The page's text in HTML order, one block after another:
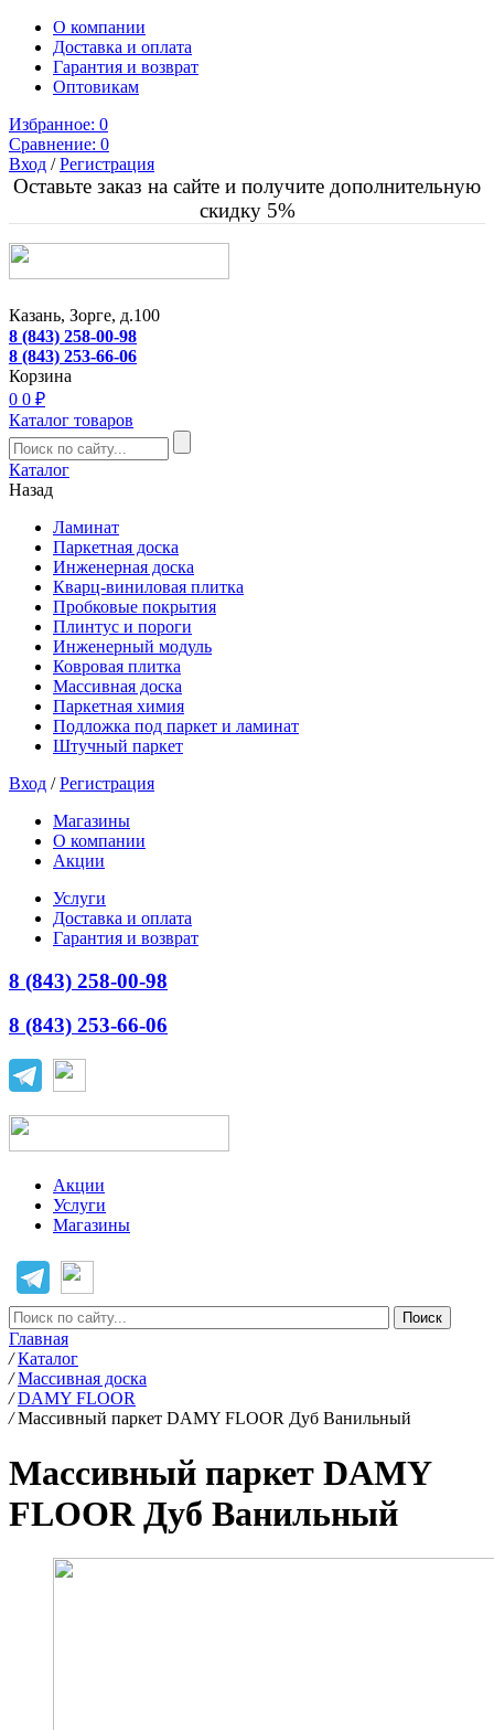
О компании
Доставка и оплата
Гарантия и возврат
Оптовикам
Избранное: 0
Сравнение: 0
Вход /Регистрация
Оставьте заказ на сайте и получите дополнительную
скидку 5%
Казань, Зорге, д.100
8 (843) 258-00-98
8 (843) 253-66-06
Корзина
0 0 ₽
Каталог товаров
Каталог
Назад
Ламинат
Паркетная доска
Инженерная доска
Кварц-виниловая плитка
Пробковые покрытия
Плинтус и пороги
Инженерный модуль
Ковровая плитка
Массивная доска
Паркетная химия
Подложка под паркет и ламинат
Штучный паркет
Вход /Регистрация
Магазины
О компании
Акции
Услуги
Доставка и оплата
Гарантия и возврат
8 (843) 258-00-98
8 (843) 253-66-06
Акции
Услуги
Магазины
Главная
/ Каталог
/ Массивная доска
/ DAMY FLOOR
/ Массивный паркет DAMY FLOOR Дуб Ванильный
Массивный паркет DAMY
FLOOR Дуб Ванильный